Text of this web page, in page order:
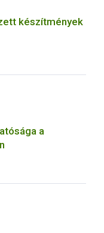
készítmények
a